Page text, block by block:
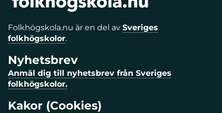
Folkhögskola.nu är en del av Sveriges
folkhögskolor.
Nyhetsbrev
Anmäl dig till nyhetsbrev från Sveriges
folkhögskolor.
Kakor (Cookies)